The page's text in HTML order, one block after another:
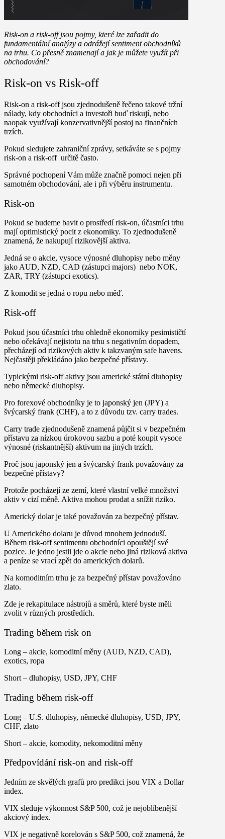
Risk-on a risk-off jsou pojmy, které lze zařadit do
fundamentální analýzy a odrážejí sentiment obchodníků
na trhu. Co přesně znamenají a jak je můžete využít při
obchodování?
Risk-on vs Risk-off
Risk-on a risk-off jsou zjednodušeně řečeno takové tržní
nálady, kdy obchodníci a investoři buď riskují, nebo
naopak využívají konzervativnější postoj na finančních
trzích.
Pokud sledujete zahraniční zprávy, setkáváte se s pojmy
risk-on a risk-off určitě často.
Správné pochopení Vám může značně pomoci nejen při
samotném obchodování, ale i při výběru instrumentu.
Risk-on
Pokud se budeme bavit o prostředí risk-on, účastníci trhu
mají optimistický pocit z ekonomiky. To zjednodušeně
znamená, že nakupují rizikovější aktiva.
Jedná se o akcie, vysoce výnosné dluhopisy nebo měny
jako AUD, NZD, CAD (zástupci majors) nebo NOK,
ZAR, TRY (zástupci exotics).
Z komodit se jedná o ropu nebo měď.
Risk-off
Pokud jsou účastníci trhu ohledně ekonomiky pesimističtí
nebo očekávají nejistotu na trhu s negativním dopadem,
přecházejí od rizikových aktiv k takzvaným safe havens.
Nejčastěji překládáno jako bezpečné přístavy.
Typickými risk-off aktivy jsou americké státní dluhopisy
nebo německé dluhopisy.
Pro forexové obchodníky je to japonský jen (JPY) a
švýcarský frank (CHF), a to z důvodu tzv. carry trades.
Carry trade zjednodušeně znamená půjčit si v bezpečném
přístavu za nízkou úrokovou sazbu a poté koupit vysoce
výnosné (riskantnější) aktivum na jiných trzích.
Proč jsou japonský jen a švýcarský frank považovány za
bezpečné přístavy?
Protože pocházejí ze zemí, které vlastní velké množství
aktiv v cizí měně. Aktiva mohou prodat a snížit riziko.
Americký dolar je také považován za bezpečný přístav.
U Amerického dolaru je důvod mnohem jednoduší.
Během risk-off sentimentu obchodníci opouštějí své
pozice. Je jedno jestli jde o akcie nebo jiná riziková aktiva
a peníze se vrací zpět do amerických dolarů.
Na komoditním trhu je za bezpečný přístav považováno
zlato.
Zde je rekapitulace nástrojů a směrů, které byste měli
zvolit v různých prostředích.
Trading během risk on
Long – akcie, komoditní měny (AUD, NZD, CAD),
exotics, ropa
Short – dluhopisy, USD, JPY, CHF
Trading během risk-off
Long – U.S. dluhopisy, německé dluhopisy, USD, JPY,
CHF, zlato
Short – akcie, komodity, nekomoditní měny
Předpovídání risk-on and risk-off
Jedním ze skvělých grafů pro predikci jsou VIX a Dollar
index.
VIX sleduje výkonnost S&P 500, což je nejoblíbenější
akciový index.
VIX je negativně korelován s S&P 500, což znamená, že